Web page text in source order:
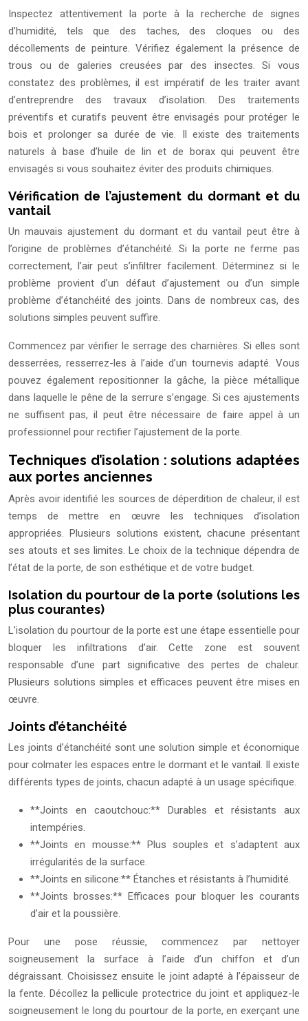
Inspectez attentivement la porte à la recherche de signes
d’humidité, tels que des taches, des cloques ou des
décollements de peinture. Vérifiez également la présence de
trous ou de galeries creusées par des insectes. Si vous
constatez des problèmes, il est impératif de les traiter avant
d’entreprendre des travaux d’isolation. Des traitements
préventifs et curatifs peuvent être envisagés pour protéger le
bois et prolonger sa durée de vie. Il existe des traitements
naturels à base d’huile de lin et de borax qui peuvent être
envisagés si vous souhaitez éviter des produits chimiques.
Vérification de l’ajustement du dormant et du
vantail
Un mauvais ajustement du dormant et du vantail peut être à
l’origine de problèmes d’étanchéité. Si la porte ne ferme pas
correctement, l’air peut s’infiltrer facilement. Déterminez si le
problème provient d’un défaut d’ajustement ou d’un simple
problème d’étanchéité des joints. Dans de nombreux cas, des
solutions simples peuvent suffire.
Commencez par vérifier le serrage des charnières. Si elles sont
desserrées, resserrez-les à l’aide d’un tournevis adapté. Vous
pouvez également repositionner la gâche, la pièce métallique
dans laquelle le pêne de la serrure s’engage. Si ces ajustements
ne suffisent pas, il peut être nécessaire de faire appel à un
professionnel pour rectifier l’ajustement de la porte.
Techniques d’isolation : solutions adaptées
aux portes anciennes
Après avoir identifié les sources de déperdition de chaleur, il est
temps de mettre en œuvre les techniques d’isolation
appropriées. Plusieurs solutions existent, chacune présentant
ses atouts et ses limites. Le choix de la technique dépendra de
l’état de la porte, de son esthétique et de votre budget.
Isolation du pourtour de la porte (solutions les
plus courantes)
L’isolation du pourtour de la porte est une étape essentielle pour
bloquer les infiltrations d’air. Cette zone est souvent
responsable d’une part significative des pertes de chaleur.
Plusieurs solutions simples et efficaces peuvent être mises en
œuvre.
Joints d’étanchéité
Les joints d’étanchéité sont une solution simple et économique
pour colmater les espaces entre le dormant et le vantail. Il existe
différents types de joints, chacun adapté à un usage spécifique.
**Joints en caoutchouc:** Durables et résistants aux
intempéries.
**Joints en mousse:** Plus souples et s’adaptent aux
irrégularités de la surface.
**Joints en silicone:** Étanches et résistants à l’humidité.
**Joints brosses:** Efficaces pour bloquer les courants
d’air et la poussière.
Pour une pose réussie, commencez par nettoyer
soigneusement la surface à l’aide d’un chiffon et d’un
dégraissant. Choisissez ensuite le joint adapté à l’épaisseur de
la fente. Décollez la pellicule protectrice du joint et appliquez-le
soigneusement le long du pourtour de la porte, en exerçant une